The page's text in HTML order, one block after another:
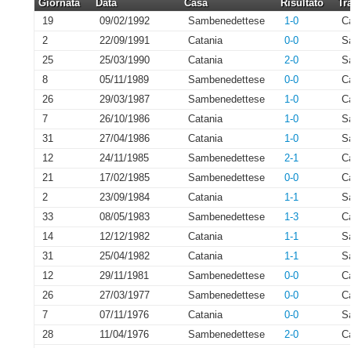
Giornata Data Casa Risultato
19
09/02/1992 Sambenedettese 1-0
2
22/09/1991 Catania 0-0
25
25/03/1990 Catania 2-0
8
05/11/1989 Sambenedettese 0-0
26
29/03/1987 Sambenedettese 1-0
7
26/10/1986 Catania 1-0
31
27/04/1986 Catania 1-0
12
24/11/1985 Sambenedettese 2-1
21
17/02/1985 Sambenedettese 0-0
2
23/09/1984 Catania 1-1
33
08/05/1983 Sambenedettese 1-3
14
12/12/1982 Catania 1-1
31
25/04/1982 Catania 1-1
12
29/11/1981 Sambenedettese 0-0
26
27/03/1977 Sambenedettese 0-0
7
07/11/1976 Catania 0-0
28
11/04/1976 Sambenedettese 2-0